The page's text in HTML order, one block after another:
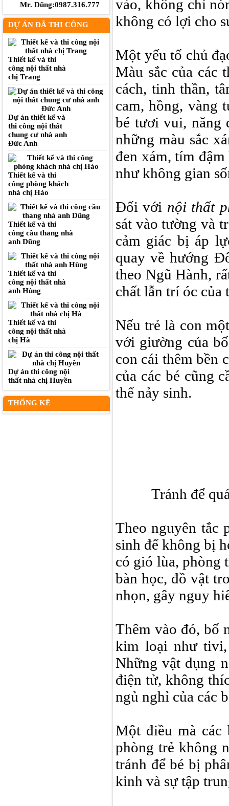
Mr. Dũng:0987.316.777
DỰ ÁN ĐÃ THI CÔNG
Thiết kế và thi
công nội thất nhà
chị Trang
Dự án thiết kế và
thi công nội thất
chung cư nhà anh
Đức Anh
Thiết kế và thi
công phòng khách
nhà chị Hảo
Thiết kế và thi
công cầu thang nhà
anh Dũng
Thiết kế và thi
công nội thất nhà
anh Hùng
Thiết kế và thi
công nội thất nhà
chị Hà
Dự án thi công nội
thất nhà chị Huyền
THỐNG KÊ
vào, không chỉ
không có lợi cho
Một yếu tố chủ
Màu sắc của các
cách, tinh thần,
cam, hồng, vàng
bé tươi vui, năng
những màu sắc
đen xám, tím
như không gian
Đối với nội thất
sát vào tường và
cảm giác bị áp
quay về hướng
theo Ngũ Hành,
chất lẫn trí óc của
Nếu trẻ là con
với giường của
con cái thêm bền
của các bé cũng
thể nảy sinh.
Tránh để
Theo nguyên tắc
sinh để không bị
có gió lùa, phòng
bàn học, đồ vật
nhọn, gây nguy
Thêm vào đó, bố
kim loại như tivi,
Những vật dụng
điện tử, không
ngủ nghỉ của các
Một điều mà các
phòng trẻ không
tránh để bé bị
kinh và sự tập